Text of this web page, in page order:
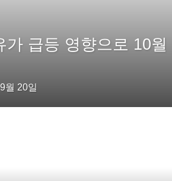
가 급등 영향으로 10월
월 20일